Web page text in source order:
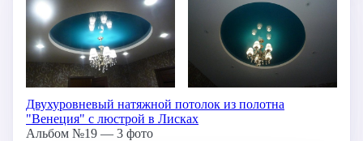
Двухуровневый натяжной потолок из полотна
"Венеция" с люстрой в Лисках
Альбом №19 — 3 фото